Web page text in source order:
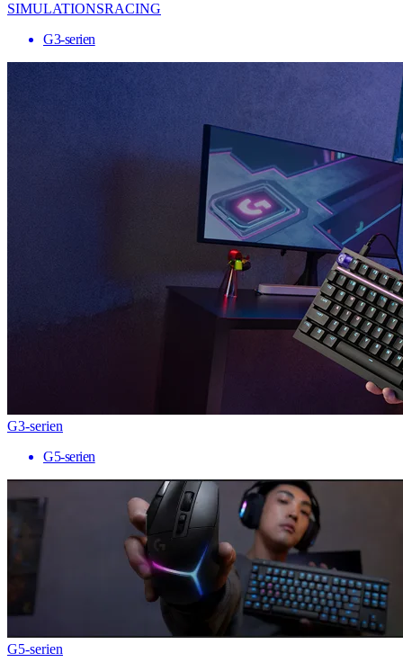
SIMULATIONSRACING
G3-serien
G3-serien
G5-serien
G5-serien